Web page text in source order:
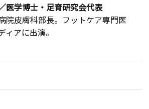
医学博士・足育研究会代表
院皮膚科部長。フットケア専門医
ィアに出演。